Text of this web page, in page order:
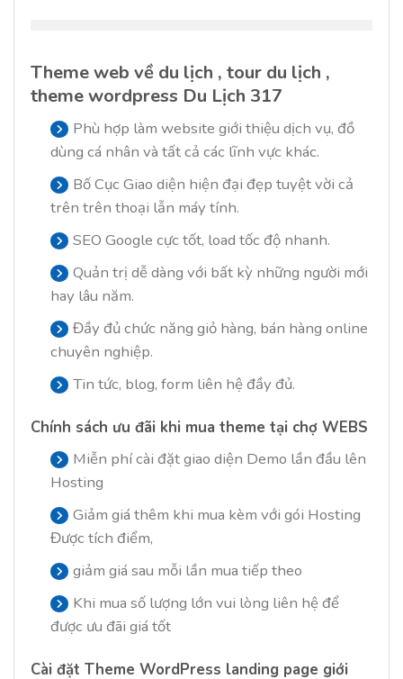
Theme web về du lịch , tour du lịch ,
theme wordpress Du Lịch 317
Phù hợp làm website giới thiệu dịch vụ, đồ
dùng cá nhân và tất cả các lĩnh vực khác.
Bố Cục Giao diện hiện đại đẹp tuyệt vời cả
trên trên thoại lẫn máy tính.
SEO Google cực tốt, load tốc độ nhanh.
Quản trị dễ dàng với bất kỳ những người mới
hay lâu năm.
Đầy đủ chức năng giỏ hàng, bán hàng online
chuyên nghiệp.
Tin tức, blog, form liên hệ đầy đủ.
Chính sách ưu đãi khi mua theme tại chợ WEBS
Miễn phí cài đặt giao diện Demo lần đầu lên
Hosting
Giảm giá thêm khi mua kèm với gói Hosting
Được tích điểm,
giảm giá sau mỗi lần mua tiếp theo
Khi mua số lượng lớn vui lòng liên hệ để
được ưu đãi giá tốt
Cài đặt Theme WordPress landing page giới